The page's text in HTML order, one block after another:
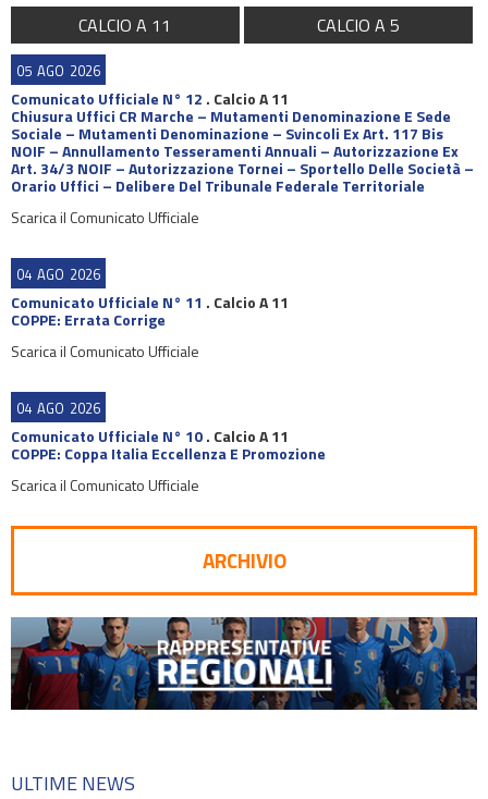
CALCIO A 11 CALCIO A 5
05 AGO 2026
Comunicato Ufficiale N° 12 . Calcio A 11
Chiusura Uffici CR Marche – Mutamenti Denominazione E Sede
Sociale – Mutamenti Denominazione – Svincoli Ex Art. 117 Bis
NOIF – Annullamento Tesseramenti Annuali – Autorizzazione Ex
Art. 34/3 NOIF – Autorizzazione Tornei – Sportello Delle Società –
Orario Uffici – Delibere Del Tribunale Federale Territoriale
Scarica il Comunicato Ufficiale
04 AGO 2026
Comunicato Ufficiale N° 11 . Calcio A 11
COPPE: Errata Corrige
Scarica il Comunicato Ufficiale
04 AGO 2026
Comunicato Ufficiale N° 10. Calcio A 11
COPPE: Coppa Italia Eccellenza E Promozione
Scarica il Comunicato Ufficiale
ARCHIVIO
ULTIME NEWS